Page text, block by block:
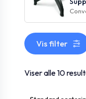
Vis filter
Viser alle 10